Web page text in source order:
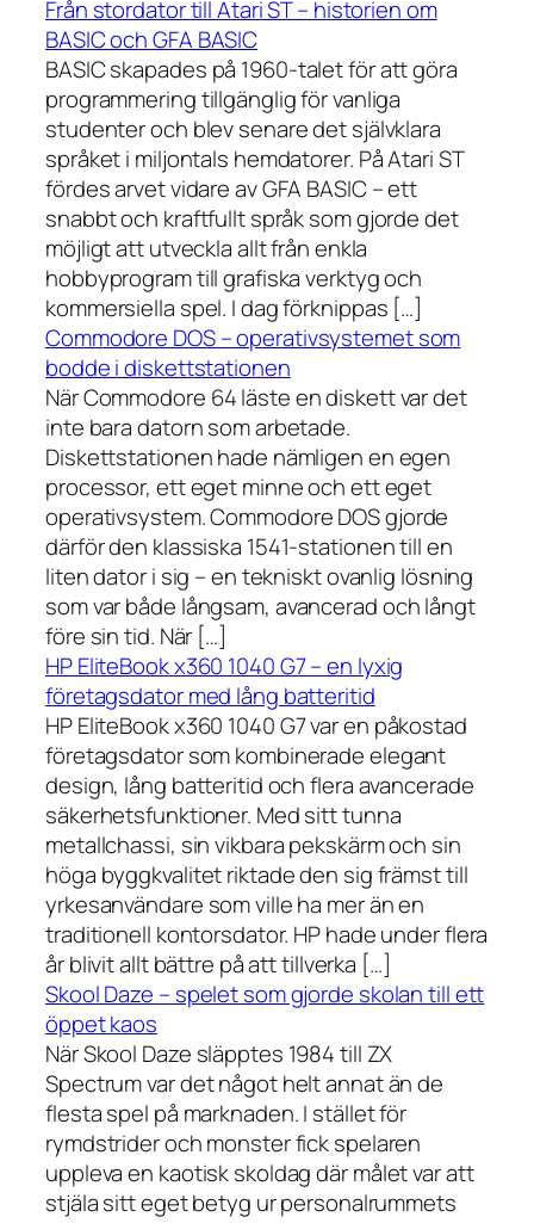
Från stordator till Atari ST – historien om
BASIC och GFA BASIC
BASIC skapades på 1960-talet för att göra
programmering tillgänglig för vanliga
studenter och blev senare det självklara
språket i miljontals hemdatorer. På Atari ST
fördes arvet vidare av GFA BASIC – ett
snabbt och kraftfullt språk som gjorde det
möjligt att utveckla allt från enkla
hobbyprogram till grafiska verktyg och
kommersiella spel. I dag förknippas […]
Commodore DOS – operativsystemet som
bodde i diskettstationen
När Commodore 64 läste en diskett var det
inte bara datorn som arbetade.
Diskettstationen hade nämligen en egen
processor, ett eget minne och ett eget
operativsystem. Commodore DOS gjorde
därför den klassiska 1541-stationen till en
liten dator i sig – en tekniskt ovanlig lösning
som var både långsam, avancerad och långt
före sin tid. När […]
HP EliteBook x360 1040 G7 – en lyxig
företagsdator med lång batteritid
HP EliteBook x360 1040 G7 var en påkostad
företagsdator som kombinerade elegant
design, lång batteritid och flera avancerade
säkerhetsfunktioner. Med sitt tunna
metallchassi, sin vikbara pekskärm och sin
höga byggkvalitet riktade den sig främst till
yrkesanvändare som ville ha mer än en
traditionell kontorsdator. HP hade under flera
år blivit allt bättre på att tillverka […]
Skool Daze – spelet som gjorde skolan till ett
öppet kaos
När Skool Daze släpptes 1984 till ZX
Spectrum var det något helt annat än de
flesta spel på marknaden. I stället för
rymdstrider och monster fick spelaren
uppleva en kaotisk skoldag där målet var att
stjäla sitt eget betyg ur personalrummets